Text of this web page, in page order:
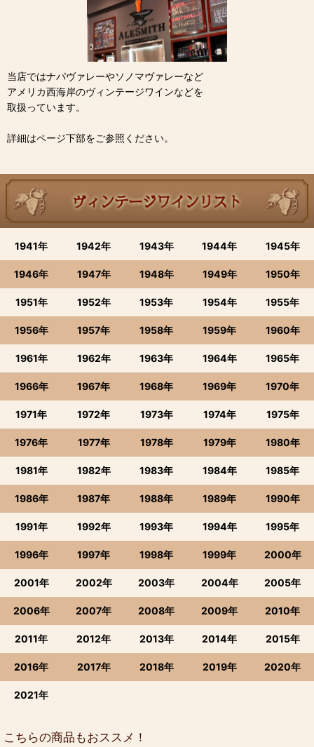
当店ではナパヴァレーやソノマヴァレーなど
アメリカ西海岸のヴィンテージワインなどを
取扱っています。
詳細はページ下部をご参照ください。
1941年 1942年 1943年 1944年 1945年
1946年 1947年 1948年 1949年 1950年
1951年 1952年 1953年 1954年 1955年
1956年 1957年 1958年 1959年 1960年
1961年 1962年 1963年 1964年 1965年
1966年 1967年 1968年 1969年 1970年
1971年 1972年 1973年 1974年 1975年
1976年 1977年 1978年 1979年 1980年
1981年 1982年 1983年 1984年 1985年
1986年 1987年 1988年 1989年 1990年
1991年 1992年 1993年 1994年 1995年
1996年 1997年 1998年 1999年 2000年
2001年 2002年 2003年 2004年 2005年
2006年 2007年 2008年 2009年 2010年
2011年 2012年 2013年 2014年 2015年
2016年 2017年 2018年 2019年 2020年
2021年
こちらの商品もおススメ！